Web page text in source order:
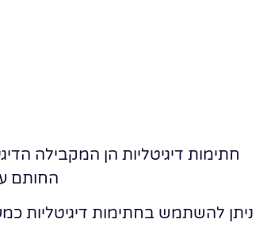
חתימות דיגיטליות הן המקבילה
החותם
ניתן להשתמש בחתימות דיגיטליות